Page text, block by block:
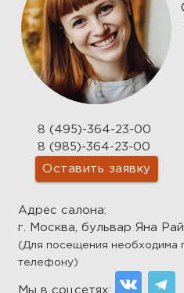
8 (495)-364-23-00
8 (985)-364-23-00
Оставить заявку
Адрес салона:
г. Москва, бульвар Яна
(Для посещения необходима
телефону)
Мы в соцсетях: